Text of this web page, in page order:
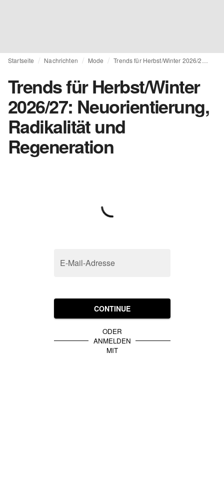
Startseite Nachrichten Mode
Trends für Herbst/Winter
2026/27: Neuorientierung,
Radikalität und
Regeneration
E-Mail-Adresse
CONTINUE
ODER
ANMELDEN
MIT